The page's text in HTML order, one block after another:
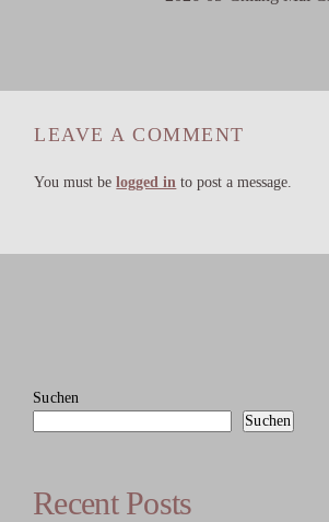
LEAVE A COMMENT
You must belogged in to post a message.
Suchen
Suchen
Recent Posts